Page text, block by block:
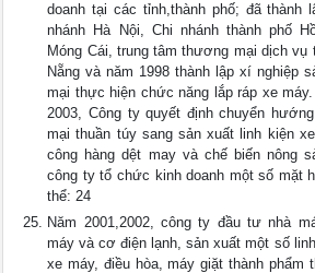
doanh tại các tỉnh,thành phố; đã thành
nhánh Hà Nội, Chi nhánh thành phố
Móng Cái, trung tâm thương mại dịch vụ
Nẵng và năm 1998 thành lập xí nghiệp
mại thực hiện chức năng lắp ráp xe
2003, Công ty quyết định chuyển
mại thuần túy sang sản xuất linh kiện
công hàng dệt may và chế biến nông
công ty tổ chức kinh doanh một số mặt
thể: 24
Năm 2001,2002, công ty đầu tư nhà
máy và cơ điện lạnh, sản xuất một số
xe máy, điều hòa, máy giặt thành phẩm